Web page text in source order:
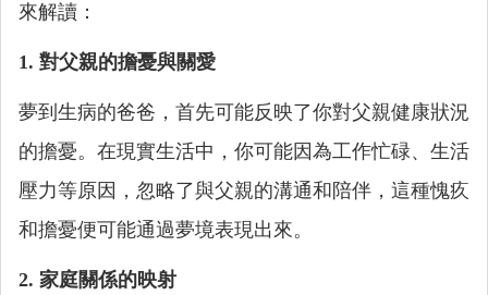
來解讀：
1. 對父親的擔憂與關愛
夢到生病的爸爸，首先可能反映了你對父親健康狀況
的擔憂。在現實生活中，你可能因為工作忙碌、生活
壓力等原因，忽略了與父親的溝通和陪伴，這種愧疚
和擔憂便可能通過夢境表現出來。
2. 家庭關係的映射